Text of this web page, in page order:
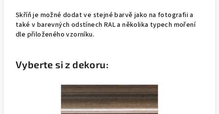
Skříň je možné dodat ve stejné barvě jako na fotografii a
také v barevných odstínech RAL a několika typech moření
dle přiloženého vzorníku.
Vyberte si z dekoru: